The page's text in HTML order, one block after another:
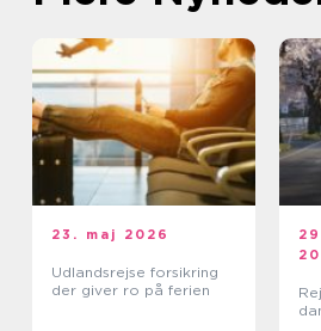
23. maj 2026
Udlandsrejse forsikring
der giver ro på ferien